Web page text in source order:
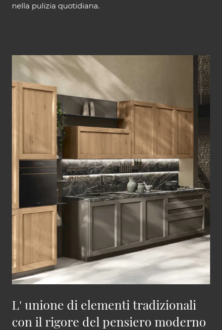
nella pulizia quotidiana.
L' unione di elementi tradizionali
con il rigore del pensiero moderno